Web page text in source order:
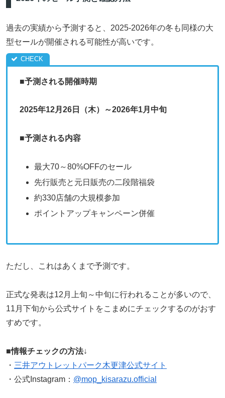
過去の実績から予測すると、2025-2026年の冬も同様の大
型セールが開催される可能性が高いです。
■予測される開催時期
2025年12月26日（木）～2026年1月中旬
■予測される内容
最大70～80%OFFのセール
先行販売と元日販売の二段階福袋
約330店舗の大規模参加
ポイントアップキャンペーン併催
ただし、これはあくまで予測です。
正式な発表は12月上旬～中旬に行われることが多いので、
11月下旬から公式サイトをこまめにチェックするのがおす
すめです。
■情報チェックの方法↓
・ 三井アウトレットパーク木更津公式サイト
・公式Instagram： @mop_kisarazu.official